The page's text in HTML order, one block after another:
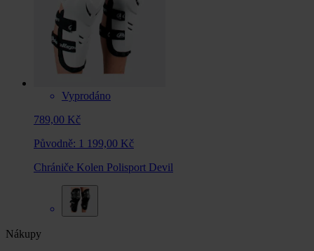
Vyprodáno
789,00 Kč
Původně: 1 199,00 Kč
Chrániče Kolen Polisport Devil
Nákupy